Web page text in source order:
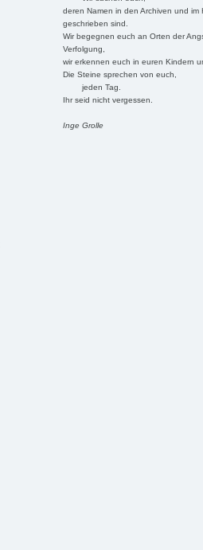
deren Namen in den Archiven und im
geschrieben sind.
Wir begegnen euch an Orten der
Verfolgung,
wir erkennen euch in euren Kindern
Die Steine sprechen von euch,
jeden Tag.
Ihr seid nicht vergessen.
Inge Grolle